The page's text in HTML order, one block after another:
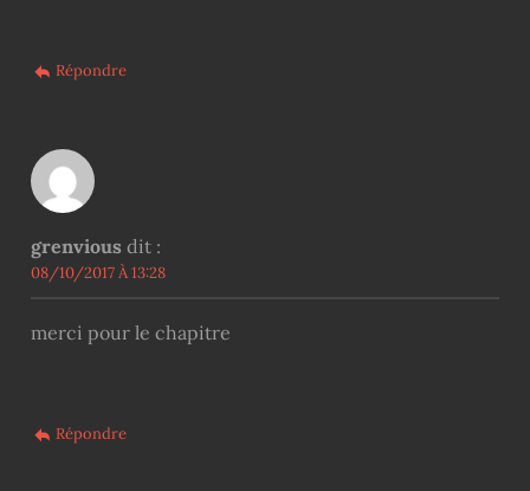
Répondre
grenvious dit :
08/10/2017 À 13:28
merci pour le chapitre
Répondre